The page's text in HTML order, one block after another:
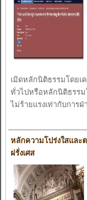
เมิดหลักนิติธรรมโดยเ
ทั่วไปหรือหลักนิติธรรม
ไม่ร้ายแรงเท่ากับการ
หลักความโปร่งใสและ
ฝรั่งเศส